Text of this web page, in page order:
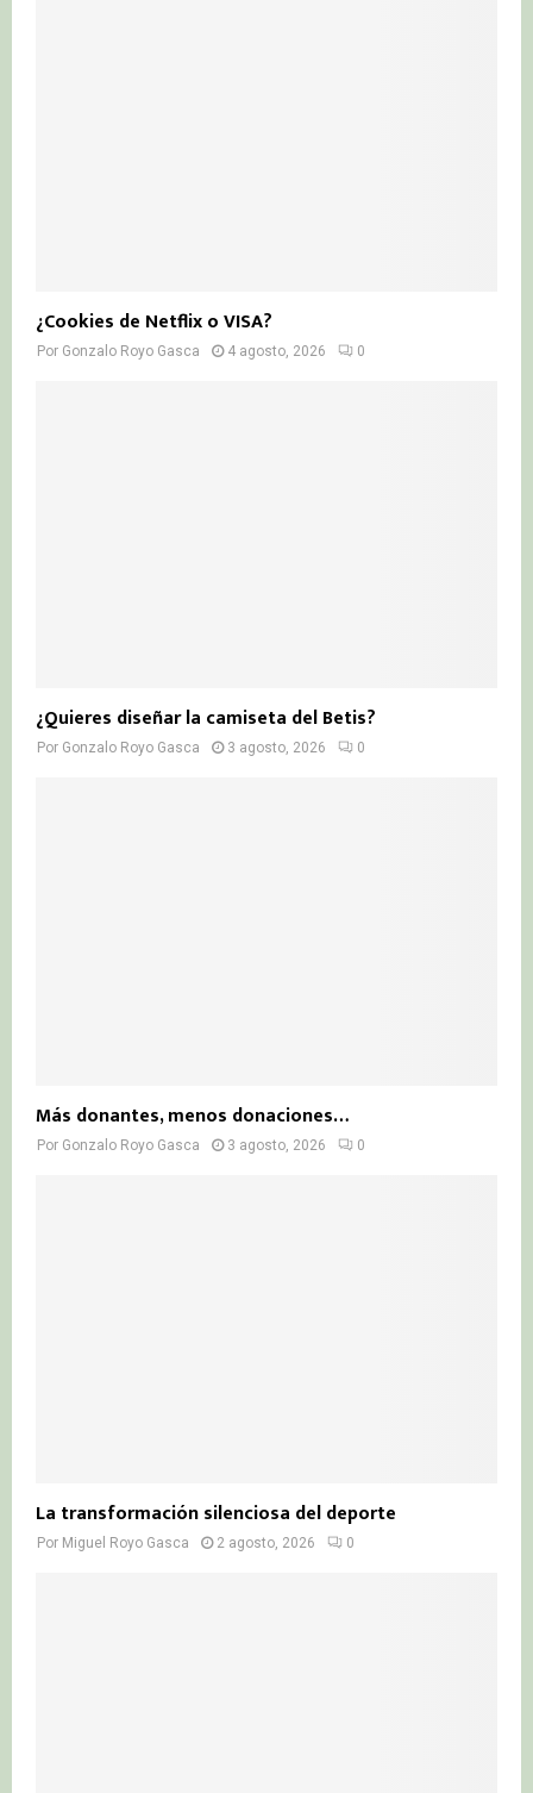
¿Cookies de Netflix o VISA?
Por Gonzalo Royo Gasca 4 agosto, 2026 0
¿Quieres diseñar la camiseta del Betis?
Por Gonzalo Royo Gasca 3 agosto, 2026 0
Más donantes, menos donaciones…
Por Gonzalo Royo Gasca 3 agosto, 2026 0
La transformación silenciosa del deporte
Por Miguel Royo Gasca 2 agosto, 2026 0